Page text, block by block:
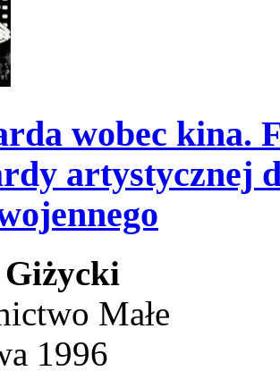
wobec kina.
artystycznej
Małe
1996